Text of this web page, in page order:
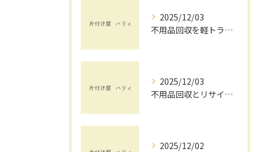
2025/12/03
不用品回収を軽トラックで賢く活用する茨城県で手間と費用を抑えるコツ
2025/12/03
不用品回収とリサイクルを茨城県で安心して依頼するためのチェックポイント
2025/12/02